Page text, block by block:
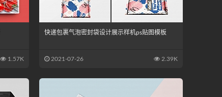
1.57K
快递包裹气泡密封袋设计展示样机ps贴图模板
2021-07-26 2.39K